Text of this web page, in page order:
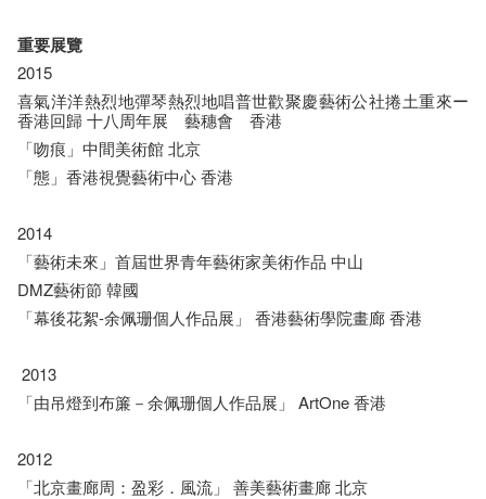
重要展覽
2015
喜氣洋洋熱烈地彈琴熱烈地唱普世歡聚慶藝術公社捲土重來ー
香港回歸 十八周年展 藝穗會 香港
「吻痕」中間美術館 北京
「態」香港視覺藝術中心 香港
2014
「藝術未來」首屆世界青年藝術家美術作品 中山
DMZ藝術節 韓國
「幕後花絮-余佩珊個人作品展」 香港藝術學院畫廊 香港
2013
「由吊燈到布簾－余佩珊個人作品展」 ArtOne 香港
2012
「北京畫廊周：盈彩．風流」 善美藝術畫廊 北京